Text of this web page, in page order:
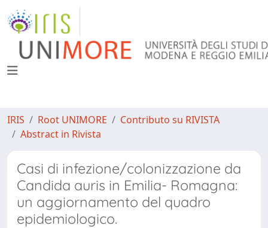
IRIS Root UNIMORE
Contributo su RIVISTA
Abstract in Rivista
Casi di infezione/colonizzazione da
Candida auris in Emilia- Romagna:
un aggiornamento del quadro
epidemiologico.